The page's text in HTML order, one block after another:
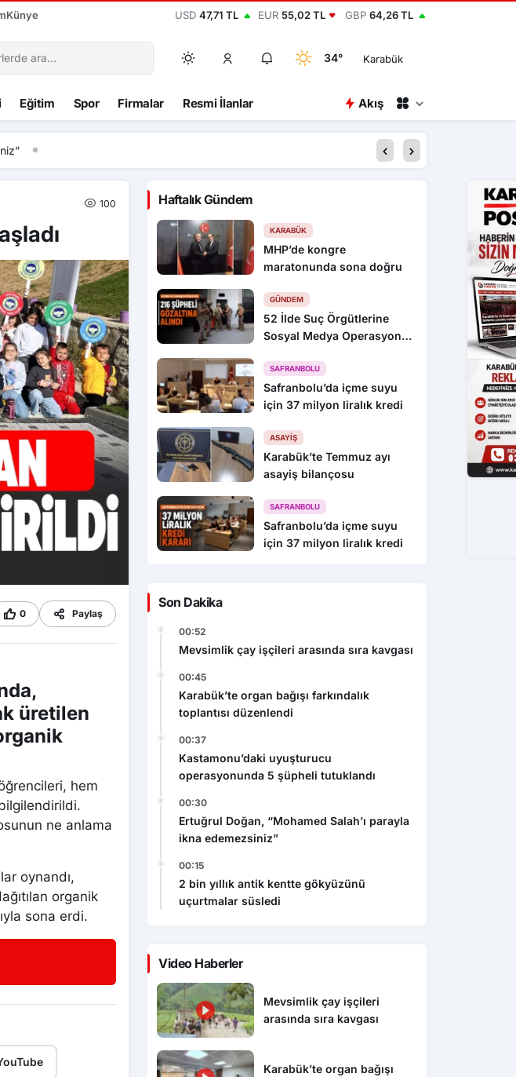
Künye USD 47,71 TL EUR 55,02 TL GBP 64,26 TL
34° Karabük
Eğitim Spor Firmalar Resmi İlanlar Akış
00:15 2 bin yıllık antik
100
0 Paylaş
üretilen
hem
ne anlama
oynandı,
organik
sona erdi.
Haftalık Gündem
KARABÜK
MHP’de kongre
maratonunda sona doğru
GÜNDEM
52 İlde Suç Örgütlerine
Sosyal Medya Operasyonu:
SAFRANBOLU
Safranbolu’da içme suyu
için 37 milyon liralık kredi
ASAYIŞ
Karabük’te Temmuz ayı
asayiş bilançosu
SAFRANBOLU
Safranbolu’da içme suyu
için 37 milyon liralık kredi
Son Dakika
00:52
Mevsimlik çay işçileri arasında sıra kavgası
00:45
Karabük’te organ bağışı farkındalık
toplantısı düzenlendi
00:37
Kastamonu’daki uyuşturucu
operasyonunda 5 şüpheli tutuklandı
00:30
Ertuğrul Doğan, “Mohamed Salah’ı parayla
ikna edemezsiniz”
00:15
2 bin yıllık antik kentte gökyüzünü
uçurtmalar süsledi
Video Haberler
Mevsimlik çay işçileri
arasında sıra kavgası
Karabük’te organ bağışı